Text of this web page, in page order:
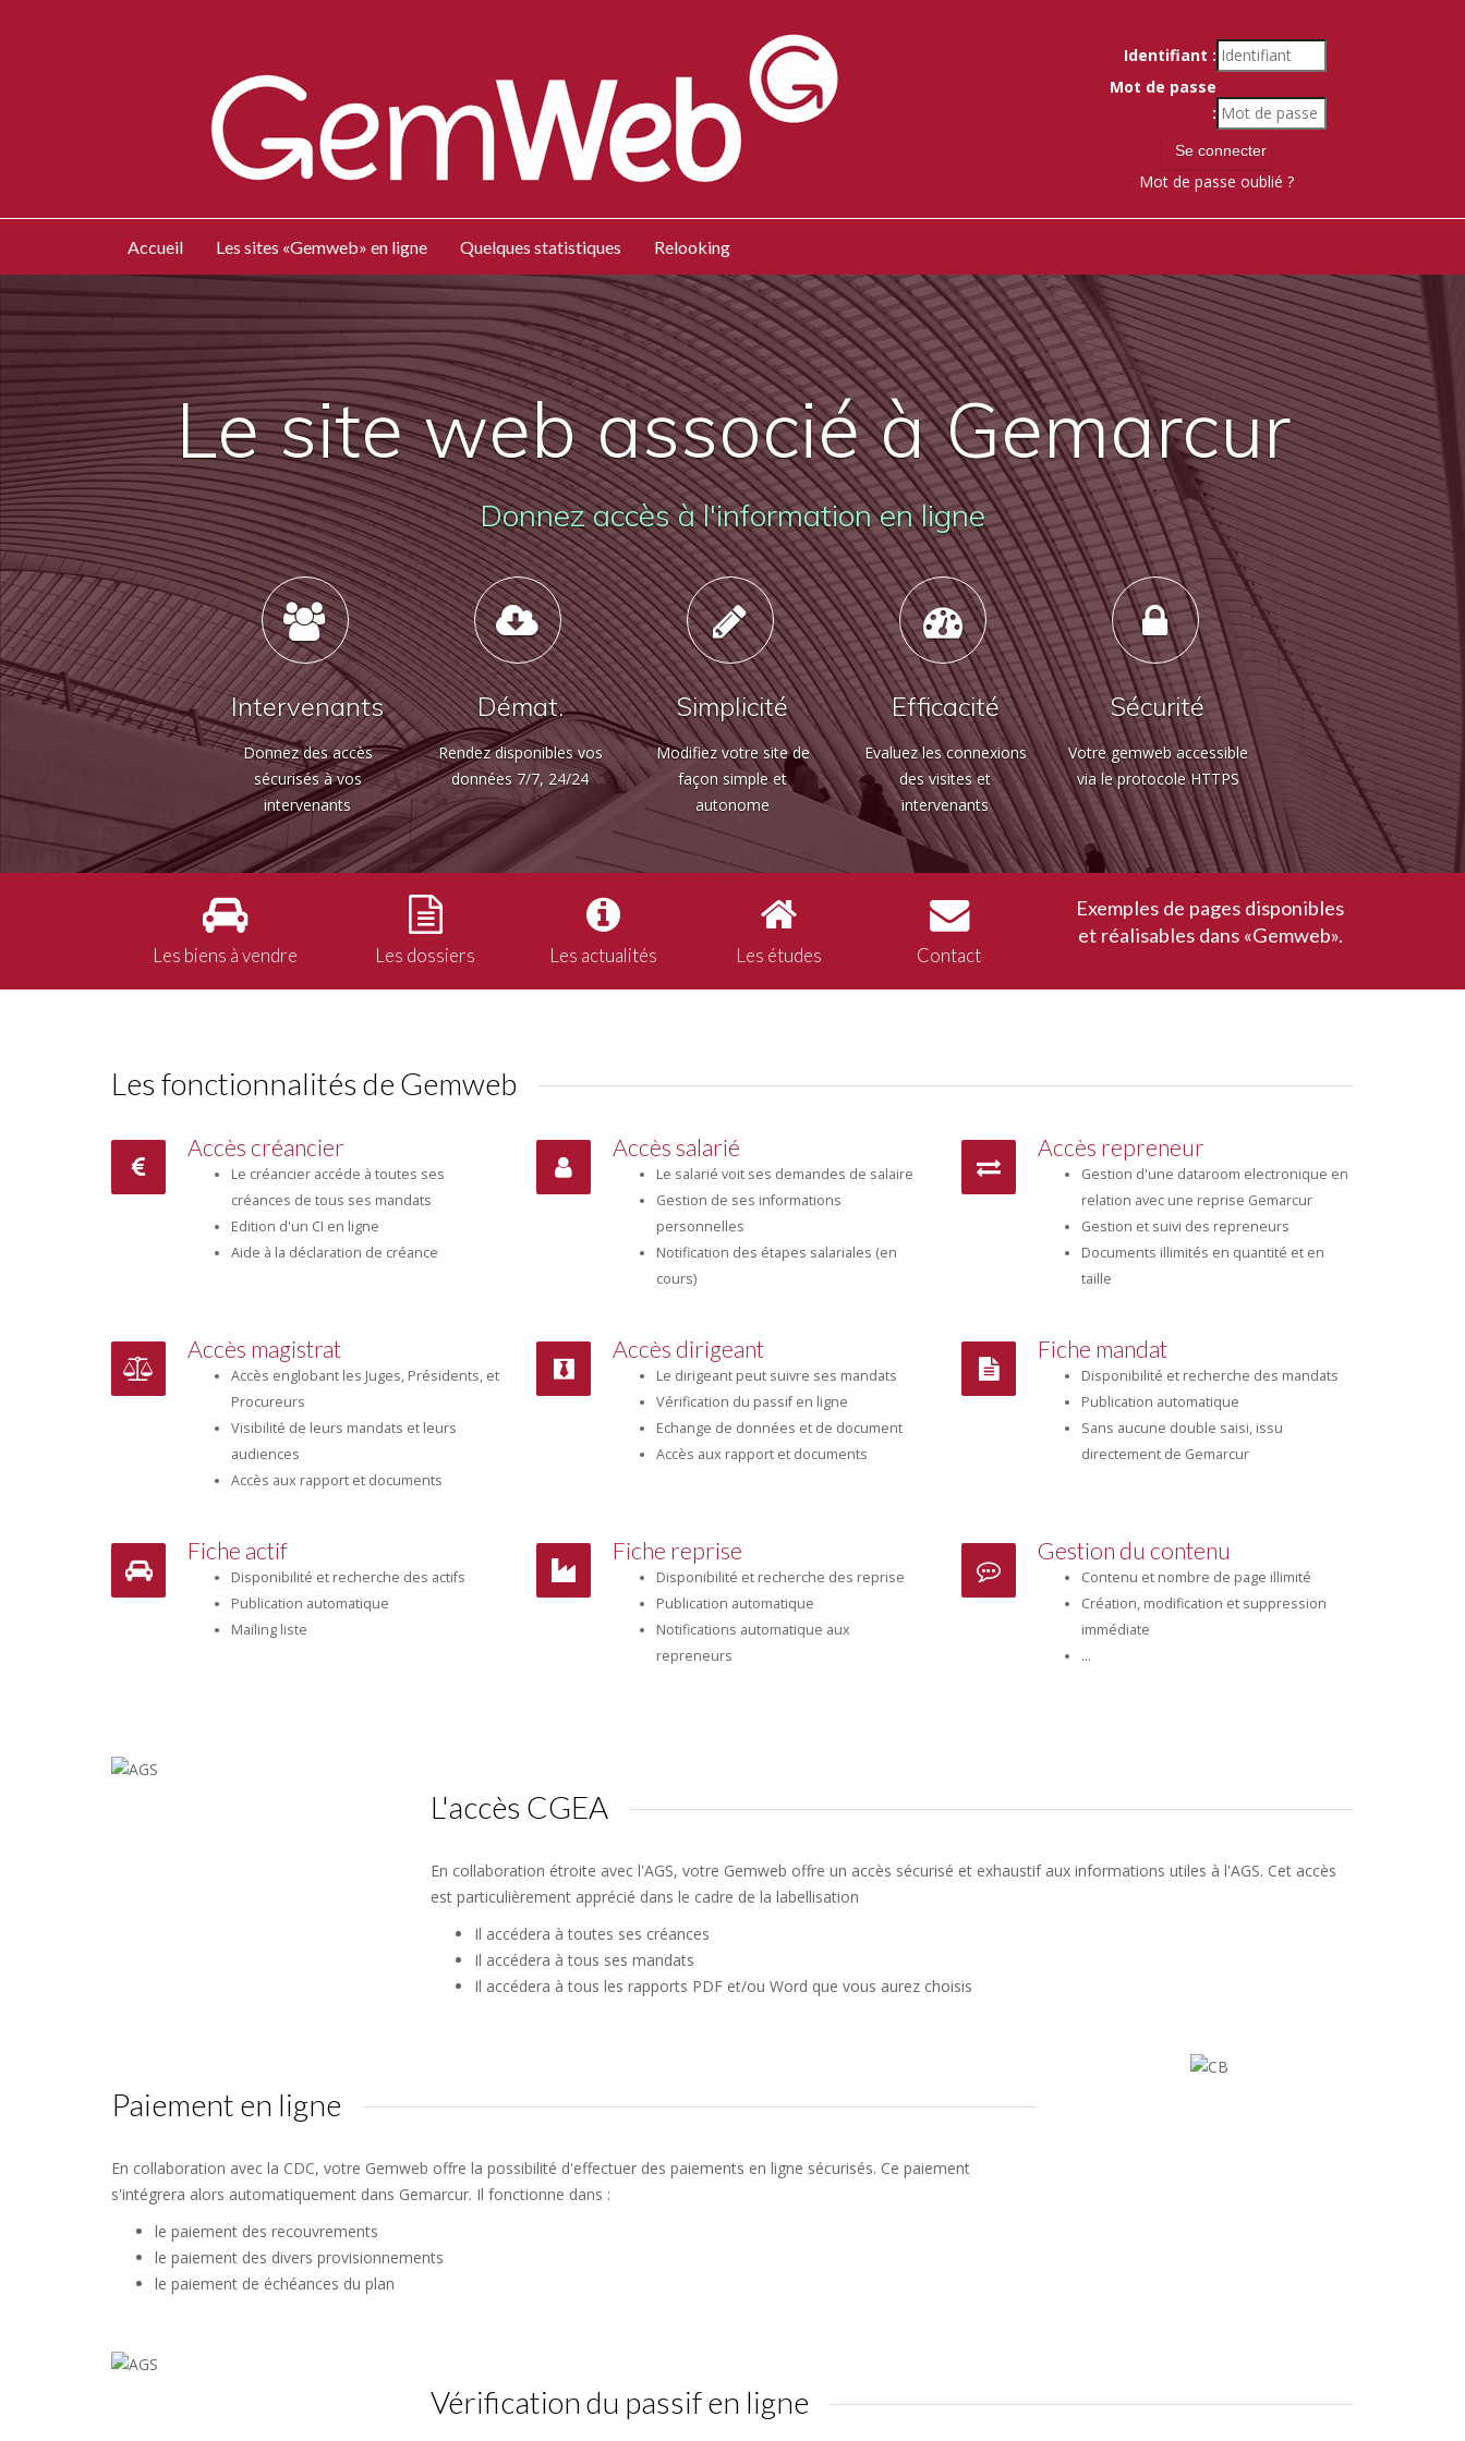
Identifiant :
Mot de passe
:
Mot de passe oublié ?
Accueil Les sites «Gemweb» en ligne Quelques statistiques Relooking
Le site web associé à Gemarcur
Donnez accès à l'information en ligne
Intervenants
Donnez des accès
sécurisés à vos
intervenants
Démat.
Rendez disponibles vos
données 7/7, 24/24
Simplicité
Modifiez votre site de
façon simple et
autonome
Efficacité
Evaluez les connexions
des visites et
intervenants
Sécurité
Votre gemweb accessible
via le protocole HTTPS
Les biens à vendre Les dossiers Les actualités Les études Contact
Exemples de pages disponibles
et réalisables dans «Gemweb».
Les fonctionnalités de Gemweb
Accès créancier
Le créancier accéde à toutes ses
créances de tous ses mandats
Edition d'un CI en ligne
Aide à la déclaration de créance
Accès salarié
Le salarié voit ses demandes de salaire
Gestion de ses informations
personnelles
Notification des étapes salariales (en
cours)
Accès repreneur
Gestion d'une dataroom electronique en
relation avec une reprise Gemarcur
Gestion et suivi des repreneurs
Documents illimités en quantité et en
taille
Accès magistrat
Accès englobant les Juges, Présidents, et
Procureurs
Visibilité de leurs mandats et leurs
audiences
Accès aux rapport et documents
Accès dirigeant
Le dirigeant peut suivre ses mandats
Vérification du passif en ligne
Echange de données et de document
Accès aux rapport et documents
Fiche mandat
Disponibilité et recherche des mandats
Publication automatique
Sans aucune double saisi, issu
directement de Gemarcur
Fiche actif
Disponibilité et recherche des actifs
Publication automatique
Mailing liste
Fiche reprise
Disponibilité et recherche des reprise
Publication automatique
Notifications automatique aux
repreneurs
Gestion du contenu
Contenu et nombre de page illimité
Création, modification et suppression
immédiate
...
L'accès CGEA
En collaboration étroite avec l'AGS, votre Gemweb offre un accès sécurisé et exhaustif aux informations utiles à l'AGS. Cet accès
est particulièrement apprécié dans le cadre de la labellisation
Il accédera à toutes ses créances
Il accédera à tous ses mandats
Il accédera à tous les rapports PDF et/ou Word que vous aurez choisis
Paiement en ligne
En collaboration avec la CDC, votre Gemweb offre la possibilité d'effectuer des paiements en ligne sécurisés. Ce paiement
s'intégrera alors automatiquement dans Gemarcur. Il fonctionne dans :
le paiement des recouvrements
le paiement des divers provisionnements
le paiement de échéances du plan
Vérification du passif en ligne